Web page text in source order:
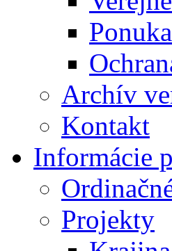
Archív
Kontakt
Informácie
Projekty